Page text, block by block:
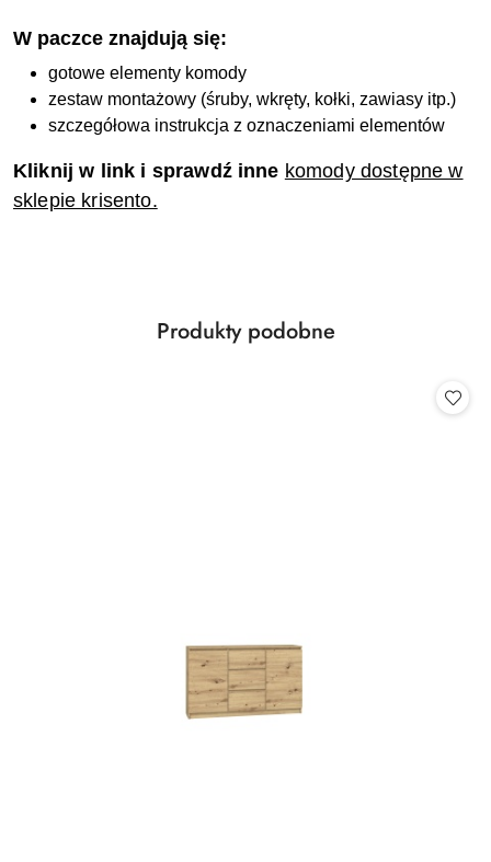
W paczce znajdują się:
gotowe elementy komody
zestaw montażowy (śruby, wkręty, kołki, zawiasy itp.)
szczegółowa instrukcja z oznaczeniami elementów
Kliknij w link i sprawdź inne komody dostępne w
sklepie krisento.
Pomiń karuzelę produktów
Produkty
Produkty podobne